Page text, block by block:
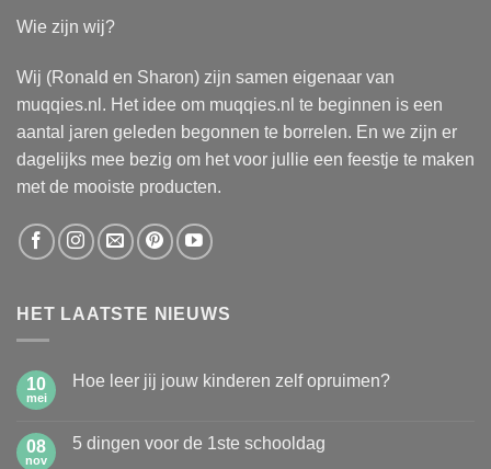
Wie zijn wij?
Wij (Ronald en Sharon) zijn samen eigenaar van
muqqies.nl. Het idee om muqqies.nl te beginnen is een
aantal jaren geleden begonnen te borrelen. En we zijn er
dagelijks mee bezig om het voor jullie een feestje te maken
met de mooiste producten.
HET LAATSTE NIEUWS
10
mei
Hoe leer jij jouw kinderen zelf opruimen?
Hoe
08
nov
5 dingen voor de 1ste schooldag